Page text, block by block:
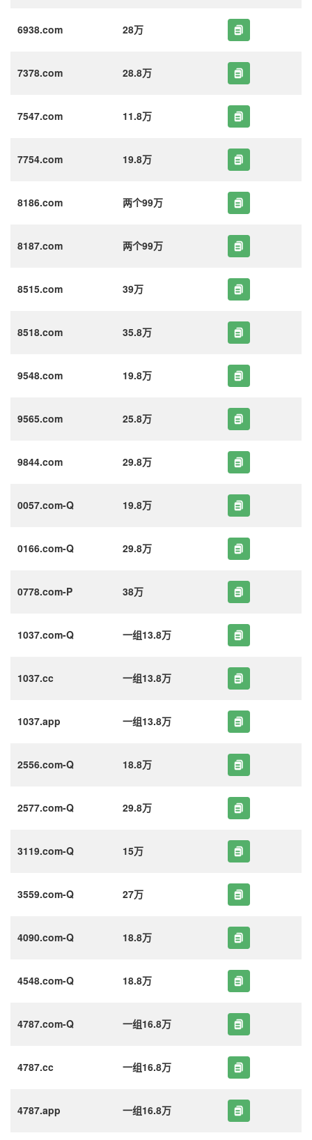
6938.com 28万
7378.com 28.8万
7547.com 11.8万
7754.com 19.8万
8186.com 两个99万
8187.com 两个99万
8515.com 39万
8518.com 35.8万
9548.com 19.8万
9565.com 25.8万
9844.com 29.8万
0057.com-Q 19.8万
0166.com-Q 29.8万
0778.com-P 38万
1037.com-Q 一组13.8万
1037.cc 一组13.8万
1037.app 一组13.8万
2556.com-Q 18.8万
2577.com-Q 29.8万
3119.com-Q 15万
3559.com-Q 27万
4090.com-Q 18.8万
4548.com-Q 18.8万
4787.com-Q 一组16.8万
4787.cc 一组16.8万
4787.app 一组16.8万